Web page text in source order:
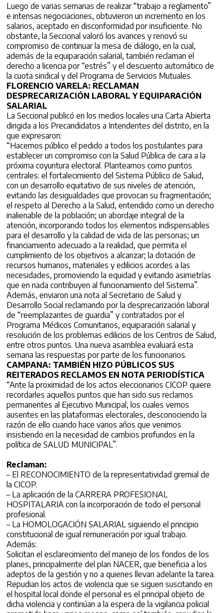
Luego de varias semanas de realizar “trabajo a reglamento”
e intensas negociaciones, obtuvieron un incremento en los
salarios, aceptado en disconformidad por insuficiente. No
obstante, la Seccional valoró los avances y renovó su
compromiso de continuar la mesa de diálogo, en la cual,
además de la equiparación salarial, también reclaman el
derecho a licencia por “estrés” y el descuento automático de
la cuota sindical y del Programa de Servicios Mutuales.
FLORENCIO VARELA: RECLAMAN
DESPRECARIZACIÓN LABORAL Y EQUIPARACIÓN
SALARIAL
La Seccional publicó en los medios locales una Carta Abierta
dirigida a los Precandidatos a Intendentes del distrito, en la
que expresaron:
“Hacemos público el pedido a todos los postulantes para
establecer un compromiso con la Salud Pública de cara a la
próxima coyuntura electoral. Planteamos como puntos
centrales: el fortalecimiento del Sistema Público de Salud,
con un desarrollo equitativo de sus niveles de atención,
evitando las desigualdades que provocan su fragmentación;
el respeto al Derecho a la Salud, entendido como un derecho
inalienable de la población; un abordaje integral de la
atención, incorporando todos los elementos indispensables
para el desarrollo y la calidad de vida de las personas; un
financiamiento adecuado a la realidad, que permita el
cumplimiento de los objetivos a alcanzar; la dotación de
recursos humanos, materiales y edilicios acordes a las
necesidades, promoviendo la equidad y evitando asimetrías
que en nada contribuyen al funcionamiento del Sistema”.
Además, enviaron una nota al Secretario de Salud y
Desarrollo Social reclamando por la desprecarización laboral
de “reemplazantes de guardia” y contratados por el
Programa Médicos Comunitarios, equiparación salarial y
resolución de los problemas edilicios de los Centros de Salud,
entre otros puntos. Una nueva asamblea evaluará esta
semana las respuestas por parte de los funcionarios.
CAMPANA: TAMBIÉN HIZO PÚBLICOS SUS
REITERADOS RECLAMOS EN NOTA PERIODÍSTICA
“Ante la proximidad de los actos eleccionarios CICOP quiere
recordarles aquellos puntos que han sido sus reclamos
permanentes al Ejecutivo Municipal, los cuales vemos
ausentes en las plataformas electorales, desconociendo la
razón de ello cuando hace varios años que venimos
insistiendo en la necesidad de cambios profundos en la
política de SALUD MUNICIPAL”.
Reclaman:
– El RECONOCIMIENTO de la representatividad gremial de
la CICOP.
– La aplicación de la CARRERA PROFESIONAL
HOSPITALARIA con la incorporación de todo el personal
profesional.
– La HOMOLOGACIÓN SALARIAL siguiendo el principio
constitucional de igual remuneración por igual trabajo.
Además:
Solicitan el esclarecimiento del manejo de los fondos de los
planes, principalmente del plan NACER, que beneficia a los
adeptos de la gestión y no a quienes llevan adelante la tarea.
Repudian los actos de violencia que se siguen suscitando en
el hospital local donde el personal es el principal objeto de
dicha violencia y continúan a la espera de la vigilancia policial